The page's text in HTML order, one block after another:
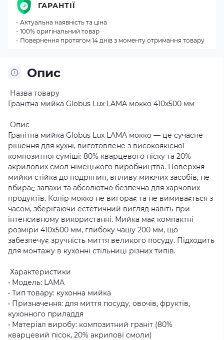
Опис
Назва товару
Гранітна мийка Globus Lux LAMA мокко 410х500 мм
Опис
Гранітна мийка Globus Lux LAMA мокко — це сучасне
рішення для кухні, виготовлене з високоякісної
композитної суміші: 80% кварцевого піску та 20%
акрилових смол німецького виробництва. Поверхня
мийки стійка до подряпин, впливу миючих засобів, не
вбирає запахи та абсолютно безпечна для харчових
продуктів. Колір мокко не вигорає та не вимивається з
часом, зберігаючи естетичний вигляд навіть при
інтенсивному використанні. Мийка має компактні
розміри 410х500 мм, глибоку чашу 200 мм, що
забезпечує зручність миття великого посуду. Підходить
для монтажу в кухонні стільниці різних типів.
Характеристики
• Модель: LAMA
• Тип товару: кухонна мийка
• Призначення: для миття посуду, овочів, фруктів,
кухонного приладдя
• Матеріал виробу: композитний граніт (80%
кварцевий пісок, 20% акрилові смоли)
ГАРАНТІЇ
- Актуальна наявність та ціна
- 100% оригінальний товар
- Повернення протягом 14 днів з моменту отримання товару